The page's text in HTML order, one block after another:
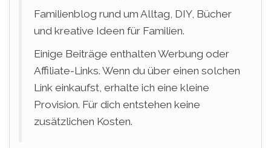
Familienblog rund um Alltag, DIY, Bücher
und kreative Ideen für Familien.
Einige Beiträge enthalten Werbung oder
Affiliate-Links. Wenn du über einen solchen
Link einkaufst, erhalte ich eine kleine
Provision. Für dich entstehen keine
zusätzlichen Kosten.